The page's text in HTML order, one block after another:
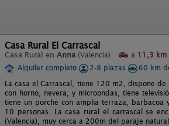
Casa Rural El Carrascal
Casa Rural en Anna (Valencia) a 11,3 km
Alquiler completo
2-8 plazas
60 km
La casa el Carrascal, tiene 120 m2, dispone
con horno, nevera, y microondas, tiene
tiene un porche con amplia terraza, barbacoa
10 personas. La casa rural el carrascal se
(Valencia), muy cerca a 200m del paraje